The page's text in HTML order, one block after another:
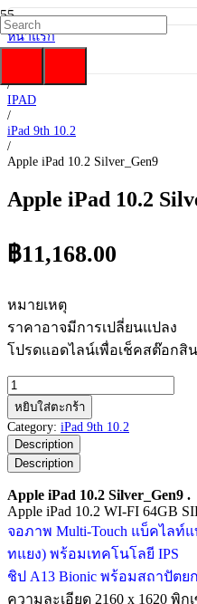
หน้าแรก
/
/
IPAD
/
iPad 9th 10.2
/
Apple iPad 10.2 Silver_Gen9
Apple iPad 10.2
฿11,168.00
หมายเหตุ
ราคาอาจมีการเปลี่ยนแปลง
โปรดแอดไลน์เพื่อเช็คสต๊อกสิ
จำนวน
Apple
iPad
10.2
Silver_Gen9
ชิ้น
หยิบใส่ตะกร้า
Category: iPad 9th 10.2
Description
Description
Apple iPad 10.2 Silver_Gen9 .
Apple iPad 10.2 WI-FI 64GB
จอภาพ Multi‑Touch แบ็คไลท์
ทแยง) พร้อมเทคโนโลยี IPS
ชิป A13 Bionic พร้อมสถาปัตยก
ความละเอียด 2160 x 1620 พิ